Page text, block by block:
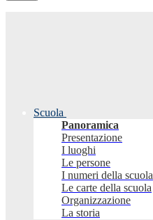
Scuola
Panoramica
Presentazione
I luoghi
Le persone
I numeri della scuola
Le carte della scuola
Organizzazione
La storia